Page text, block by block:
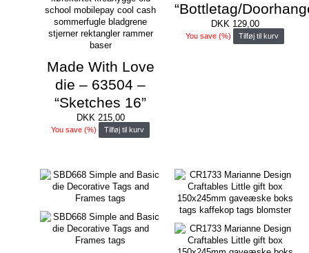
Made With Love
die – 63504 –
“Sketches 16”
DKK215,00
You save(%) Tilføj til kurv
“Bottletag/
DKK129,00
You save (%) Tilføj til kurv